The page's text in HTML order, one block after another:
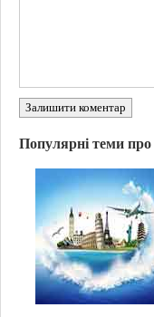
Залишити коментар
Популярні теми